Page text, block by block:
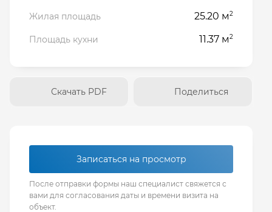
Жилая площадь 25.20 м2
Площадь кухни 11.37 м2
Скачать PDF Поделиться
Записаться на просмотр
После отправки формы наш специалист свяжется с
вами для согласования даты и времени визита на
объект.